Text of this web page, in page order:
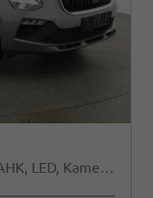
Selection 1.5 TSI DSG Selection, AHK, LED, Kamera, Ladeboden, Winter, 16-Zoll